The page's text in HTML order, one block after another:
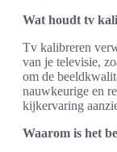
Wat houdt tv
Tv kalibreren
van je televisie,
om de
nauwkeurige en
kijkervaring
Waarom is het